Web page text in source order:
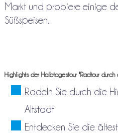
Markt und probiere einige
Süßspeisen.
Highlights der Halbtagestour "Radtour
Radeln Sie durch die
Altstadt
Entdecken Sie die